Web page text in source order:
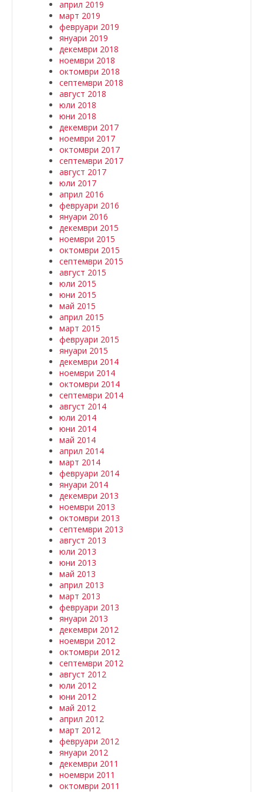
април 2019
март 2019
февруари 2019
януари 2019
декември 2018
ноември 2018
октомври 2018
септември 2018
август 2018
юли 2018
юни 2018
декември 2017
ноември 2017
октомври 2017
септември 2017
август 2017
юли 2017
април 2016
февруари 2016
януари 2016
декември 2015
ноември 2015
октомври 2015
септември 2015
август 2015
юли 2015
юни 2015
май 2015
април 2015
март 2015
февруари 2015
януари 2015
декември 2014
ноември 2014
октомври 2014
септември 2014
август 2014
юли 2014
юни 2014
май 2014
април 2014
март 2014
февруари 2014
януари 2014
декември 2013
ноември 2013
октомври 2013
септември 2013
август 2013
юли 2013
юни 2013
май 2013
април 2013
март 2013
февруари 2013
януари 2013
декември 2012
ноември 2012
октомври 2012
септември 2012
август 2012
юли 2012
юни 2012
май 2012
април 2012
март 2012
февруари 2012
януари 2012
декември 2011
ноември 2011
октомври 2011